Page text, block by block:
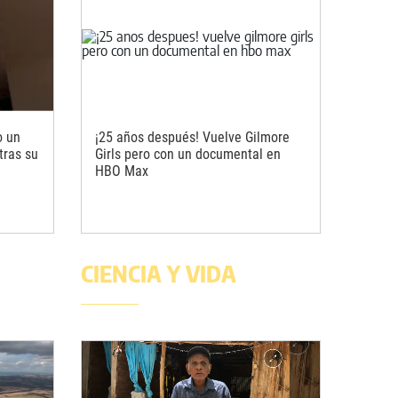
un
su
¡25 años después! Vuelve Gilmore
Girls pero con un documental en
HBO Max
CIENCIA Y VIDA